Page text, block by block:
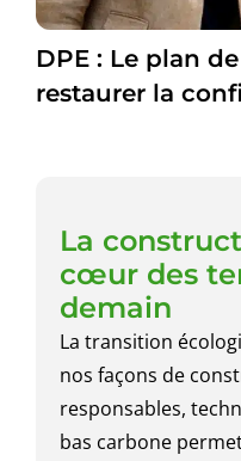
DPE : Le plan
restaurer la
La
cœur des
demain
La transition
nos façons de
responsables,
bas carbone